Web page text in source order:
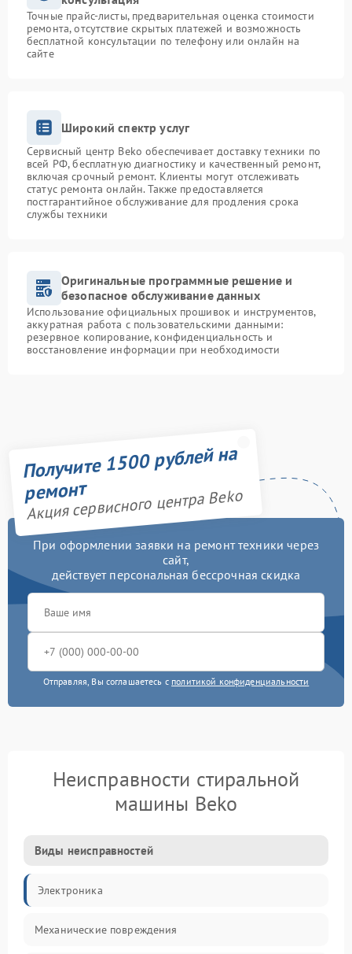
Точные прайс-листы, предварительная оценка стоимости
ремонта, отсутствие скрытых платежей и возможность
бесплатной консультации по телефону или онлайн на
сайте
Широкий спектр услуг
Сервисный центр Beko обеспечивает доставку техники по
всей РФ, бесплатную диагностику и качественный ремонт,
включая срочный ремонт. Клиенты могут отслеживать
статус ремонта онлайн. Также предоставляется
постгарантийное обслуживание для продления срока
службы техники
Оригинальные программные решение и
безопасное обслуживание данных
Использование официальных прошивок и инструментов,
аккуратная работа с пользовательскими данными:
резервное копирование, конфиденциальность и
восстановление информации при необходимости
Получите 1500 рублей на
ремонт
Акция сервисного центра Beko
При оформлении заявки на ремонт техники через
сайт,
действует персональная бессрочная скидка
Отправляя, Вы соглашаетесь с политикой конфиденциальности
Неисправности стиральной
машины Beko
Виды неисправностей
Электроника
Механические повреждения